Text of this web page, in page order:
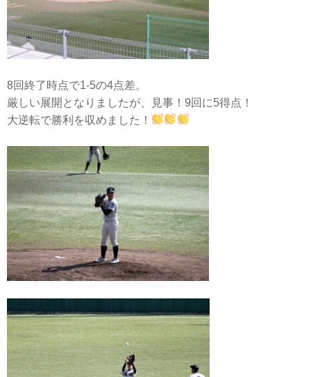
8回終了時点で1-5の4点差。
厳しい展開となりましたが、見事！9回に5得点！
大逆転で勝利を収めました！